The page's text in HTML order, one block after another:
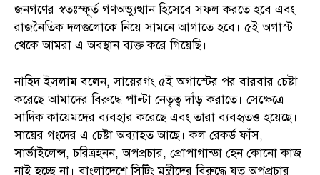
জনগণের স্বতঃস্ফূর্ত গণঅভ্যুত্থান হিসেবে সফল করতে হবে এবং
রাজনৈতিক দলগুলোকে নিয়ে সামনে আগাতে হবে। ৫ই অগাস্ট
থেকে আমরা এ অবস্থান ব্যক্ত করে গিয়েছি।
নাহিদ ইসলাম বলেন, সায়েরগং ৫ই অগাস্টের পর বারবার চেষ্টা
করেছে আমাদের বিরুদ্ধে পাল্টা নেতৃত্ব দাঁড় করাতে। সেক্ষেত্রে
সাদিক কায়েমদের ব্যবহার করেছে এবং তারা ব্যবহৃতও হয়েছে।
সায়ের গংদের এ চেষ্টা অব্যাহত আছে। কল রেকর্ড ফাঁস,
সার্ভাইলেন্স, চরিত্রহনন, অপপ্রচার, প্রোপাগান্ডা হেন কোনো কাজ
নাই হচ্ছে না। বাংলাদেশে সিটিং মন্ত্রীদের বিরুদ্ধে যত অপপ্রচার